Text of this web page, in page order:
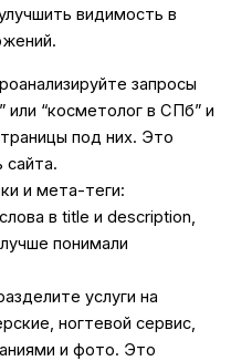
видимость в
запросы
или “косметолог в СПб” и
под них. Это
сайта.
и мета-теги:
в title и description,
понимали
услуги на
ногтевой сервис,
и фото. Это